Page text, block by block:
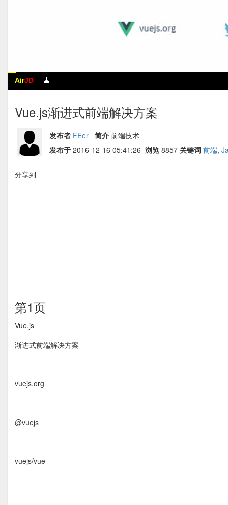
AirJD
Vue.js渐进式前端解决方案
发布者 FEer 简介 前端技术
发布于 2016-12-16 05:41:26 浏览 8857 关键词 前端,
分享到
第1页
Vue.js
渐进式前端解决方案
vuejs.org
@vuejs
vuejs/vue